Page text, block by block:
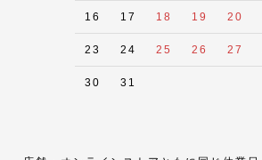
16 17 18 19 20
23 24 25 26 27
30 31